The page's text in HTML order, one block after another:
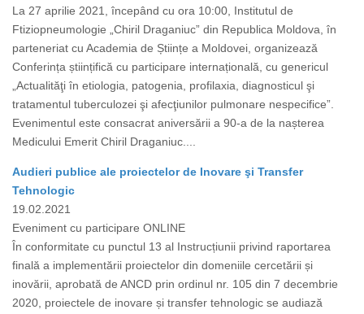
La 27 aprilie 2021, începând cu ora 10:00, Institutul de
Ftiziopneumologie „Chiril Draganiuc” din Republica Moldova, în
parteneriat cu Academia de Științe a Moldovei, organizează
Conferința științifică cu participare internațională, cu genericul
„Actualităţi în etiologia, patogenia, profilaxia, diagnosticul şi
tratamentul tuberculozei şi afecţiunilor pulmonare nespecifice”.
Evenimentul este consacrat aniversării a 90-a de la nașterea
Medicului Emerit Chiril Draganiuc....
Audieri publice ale proiectelor de Inovare şi Transfer
Tehnologic
19.02.2021
Eveniment cu participare ONLINE
În conformitate cu punctul 13 al Instrucțiunii privind raportarea
finală a implementării proiectelor din domeniile cercetării și
inovării, aprobată de ANCD prin ordinul nr. 105 din 7 decembrie
2020, proiectele de inovare și transfer tehnologic se audiază